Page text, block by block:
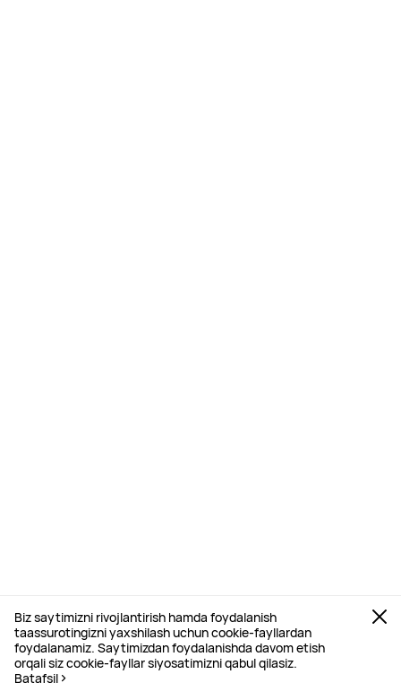
Biz saytimizni rivojlantirish hamda foydalanish
taassurotingizni yaxshilash uchun cookie-fayllardan
foydalanamiz. Saytimizdan foydalanishda davom etish
orqali siz cookie-fayllar siyosatimizni qabul qilasiz.
Batafsil